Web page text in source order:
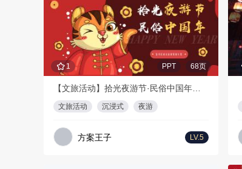
1 PPT 68页
文旅活动 沉浸式 夜游
方案王子 LV.5